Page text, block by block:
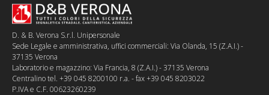
D. & B. Verona S.r.l. Unipersonale
Sede Legale e amministrativa, uffici commerciali: Via Olanda, 15 (Z.A.I.) -
37135 Verona
Laboratorio e magazzino: Via Francia, 8 (Z.A.I.) - 37135 Verona
Centralino tel. +39 045 8200100 r.a. - fax +39 045 8203022
P.IVA e C.F. 00623260239